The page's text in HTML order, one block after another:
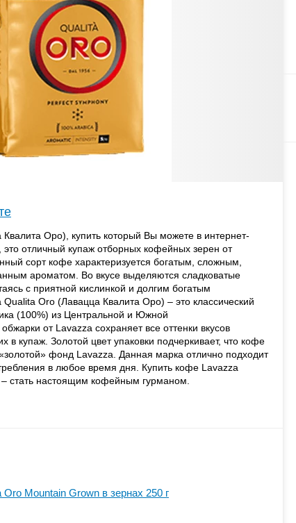
Оро), купить который Вы можете в интернет-
отличный купаж отборных кофейных зерен от
сорт кофе характеризуется богатым, сложным,
ароматом. Во вкусе выделяются сладковатые
с приятной кислинкой и долгим богатым
Oro (Лавацца Квалита Оро) – это классический
(100%) из Центральной и Южной
от Lavazza сохраняет все оттенки вкусов
в купаж. Золотой цвет упаковки подчеркивает, что кофе
фонд Lavazza. Данная марка отлично подходит
в любое время дня. Купить кофе Lavazza
стать настоящим кофейным гурманом.
Mountain Grown в зернах 250 г